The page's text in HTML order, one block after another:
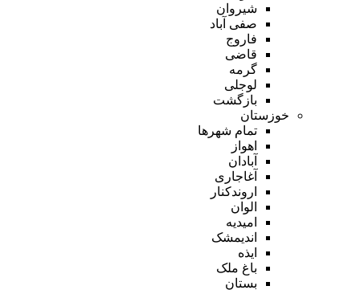
شیروان
صفی آباد
فاروج
قاضی
گرمه
لوجلی
بازگشت
خوزستان
تمام شهر‌ها
اهواز
آبادان
آغاجاری
اروندکنار
الوان
امیدیه
اندیمشک
ایذه
باغ ملک
بستان